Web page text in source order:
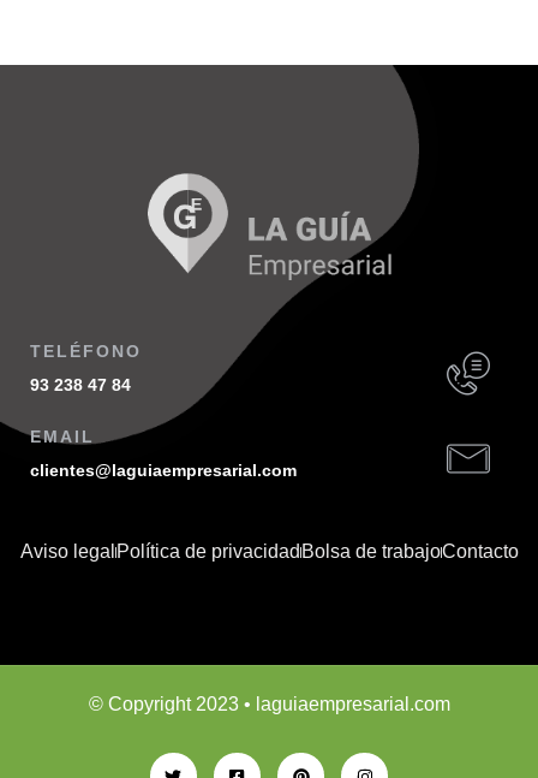
TELÉFONO
93 238 47 84
EMAIL
clientes@laguiaempresarial.com
Aviso legal Política de privacidadBolsa de trabajoContacto
© Copyright 2023 • laguiaempresarial.com